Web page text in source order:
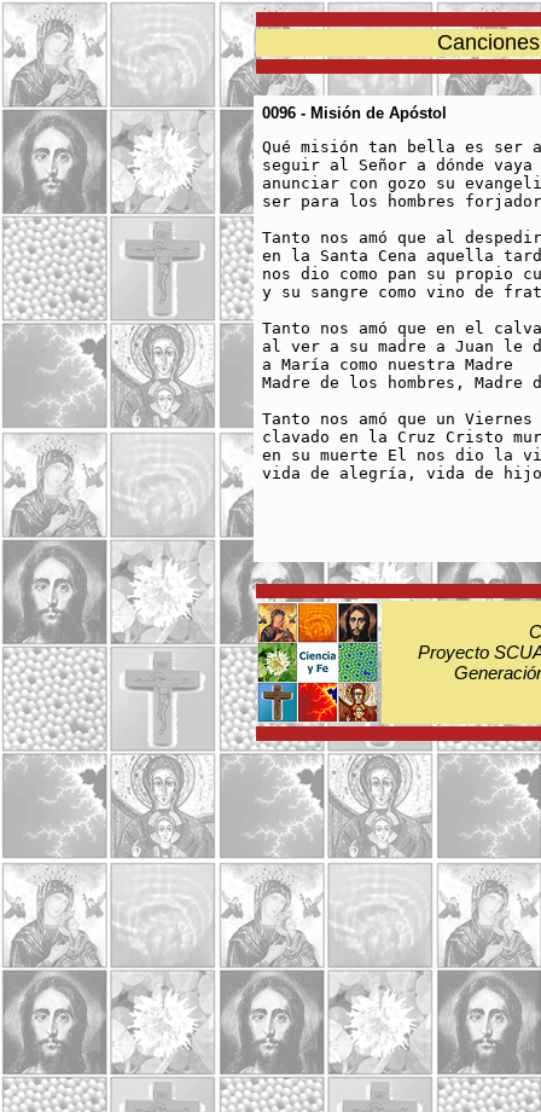
0096 - Misión de Apóstol
Qué misión tan bella es ser
seguir al Señor a dónde vaya
anunciar con gozo su
ser para los hombres
Tanto nos amó que al
en la Santa Cena aquella
nos dio como pan su propio
y su sangre como vino de
Tanto nos amó que en el
al ver a su madre a Juan le
a María como nuestra Madre
Madre de los hombres,
Tanto nos amó que un Viernes
clavado en la Cruz Cristo
en su muerte El nos dio la
vida de alegría, vida de
Proyecto